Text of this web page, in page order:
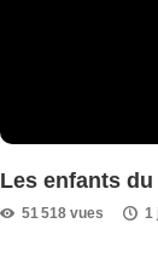
Les enfants
51 518 vues 1